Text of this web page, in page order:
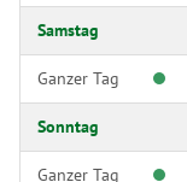
Samstag
Ganzer Tag
Sonntag
Ganzer Tag